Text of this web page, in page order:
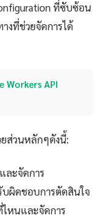
ที่ซับซ้อน
งที่ช่วยจัดการได้
API
ส่วนหลักๆดังนี้:
ะจัดการ
ผิดชอบการตัดสินใจ
ไหนและจัดการ